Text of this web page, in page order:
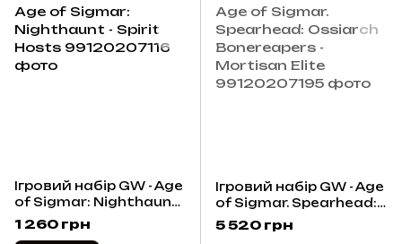
Ігровий набір GW - Age
of Sigmar: Nighthaunt
- Spirit Hosts
1 260 грн
Ігровий набір GW - Age
of Sigmar. Spearhead:
Ossiarch Bonereapers
- Mortisan Elite
5 520 грн